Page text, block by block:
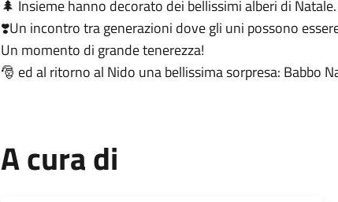
🌲 Insieme hanno decorato dei bellissimi alberi di Natale.
❣️Un incontro tra generazioni dove gli uni possono
Un momento di grande tenerezza!
🎅 ed al ritorno al Nido una bellissima sorpresa: Babbo
A cura di